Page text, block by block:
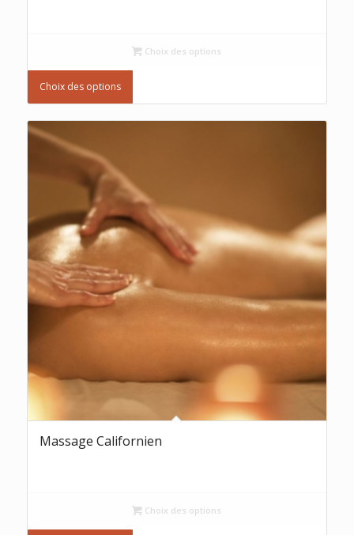
Choix des options
Choix des options
Massage Californien
Choix des options